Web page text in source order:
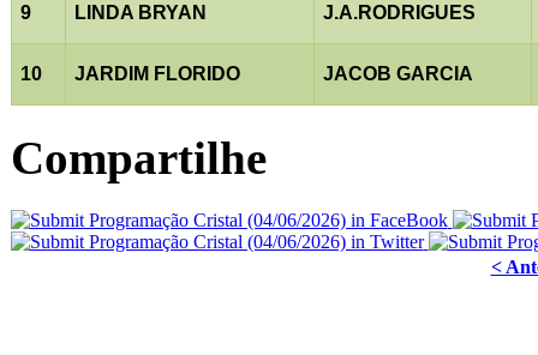
9 LINDA BRYAN J.A.RODRIGUES
10 JARDIM FLORIDO JACOB GARCIA
Compartilhe
<